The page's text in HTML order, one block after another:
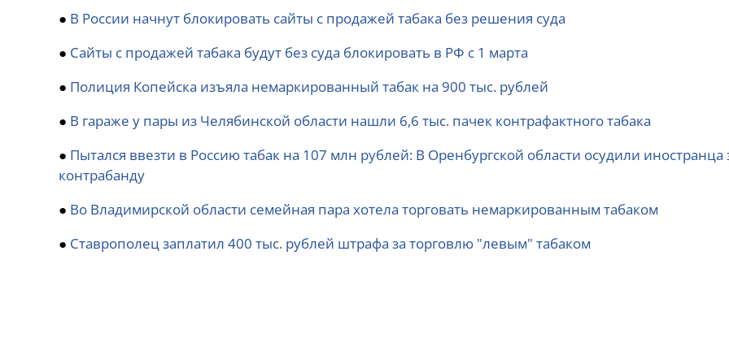
● В России начнут блокировать сайты с продажей табака без решения суда
● Сайты с продажей табака будут без суда блокировать в РФ с 1 марта
● Полиция Копейска изъяла немаркированный табак на 900 тыс. рублей
● В гараже у пары из Челябинской области нашли 6,6 тыс. пачек контрафактного табака
● Пытался ввезти в Россию табак на 107 млн рублей: В Оренбургской области осудили иностранца
контрабанду
● Во Владимирской области семейная пара хотела торговать немаркированным табаком
● Ставрополец заплатил 400 тыс. рублей штрафа за торговлю "левым" табаком